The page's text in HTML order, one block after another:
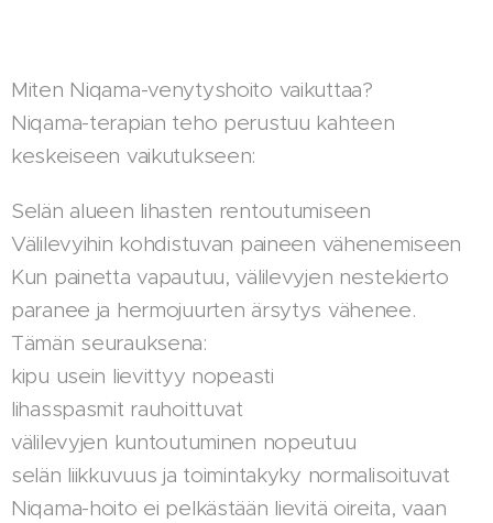
Miten Niqama-venytyshoito vaikuttaa?
Niqama-terapian teho perustuu kahteen
keskeiseen vaikutukseen:
Selän alueen lihasten rentoutumiseen
Välilevyihin kohdistuvan paineen vähenemiseen
Kun painetta vapautuu, välilevyjen nestekierto
paranee ja hermojuurten ärsytys vähenee.
Tämän seurauksena:
kipu usein lievittyy nopeasti
lihasspasmit rauhoittuvat
välilevyjen kuntoutuminen nopeutuu
selän liikkuvuus ja toimintakyky normalisoituvat
Niqama-hoito ei pelkästään lievitä oireita, vaan